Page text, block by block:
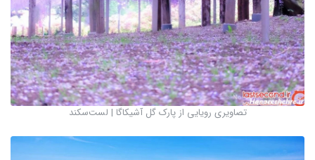
تصاویری رویایی از پارک گل آشیکاگا | لست‌سکند